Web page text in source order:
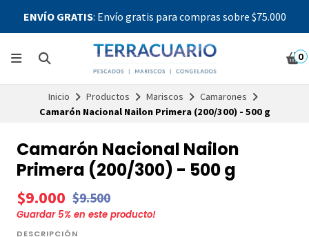
ENVÍO GRATIS: Envío gratis para compras sobre $75.000
0
Inicio Productos Mariscos
Camarones
Camarón Nacional Nailon Primera (200/300) - 500 g
Camarón Nacional Nailon
Primera (200/300) - 500 g
$9.000 $9.500
Guardar5% en este producto!
DESCRIPCIÓN